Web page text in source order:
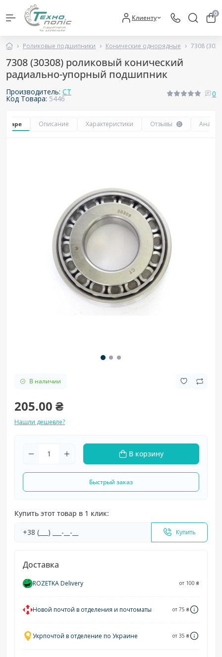
Клиенту 0
Роликовые подшипники Конические однорядные 7308
7308 (30308) роликовый конический
радиально-упорный подшипник
Производитель: CT
Код Товара: 5446
0
Описание Характеристики Отзывы 0
В наличии
205.00 ₴
Нашли дешевле?
В корзину
Быстрый заказ
Купить этот товар в 1 клик:
Купить
Доставка
ROZETKA Delivery от 100 ₴
Новой почтой в отделения и почтоматы от 75 ₴
Укрпочтой в отделение по Украине от 35 ₴